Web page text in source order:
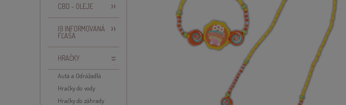
CBD - OLEJE
I9 INFORMOVANÁ
FĽAŠA
HRAČKY
Autá a Odrážadlá
Hračky do vody
Hračky do záhrady